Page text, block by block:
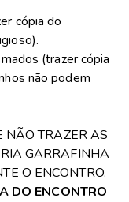
cópia do
(trazer cópia
não podem
NÃO TRAZER AS
GARRAFINHA
O ENCONTRO.
DO ENCONTRO